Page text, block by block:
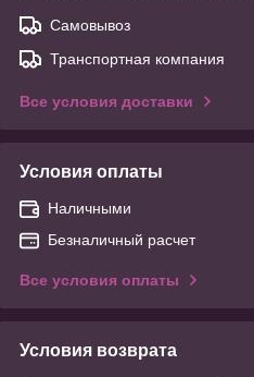
Самовывоз
Транспортная компания
Все условия доставки
Условия оплаты
Наличными
Безналичный расчет
Все условия оплаты
Условия возврата